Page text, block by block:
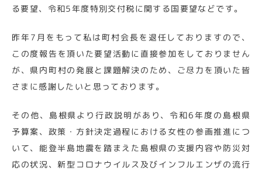
る要望、令和5年度特別交付税に関する国要望などです。
昨年7月をもって私は町村会長を退任しておりますので、
この度報告を頂いた要望活動に直接参加をしておりません
が、県内町村の発展と課題解決のため、ご尽力を頂いた皆
さまに感謝したいと思っております。
その他、島根県より行政説明があり、令和6年度の島根県
予算案、政策・方針決定過程における女性の参画推進につ
いて、能登半島地震を踏まえた島根県の支援内容や防災対
応の状況、新型コロナウイルス及びインフルエンザの流行